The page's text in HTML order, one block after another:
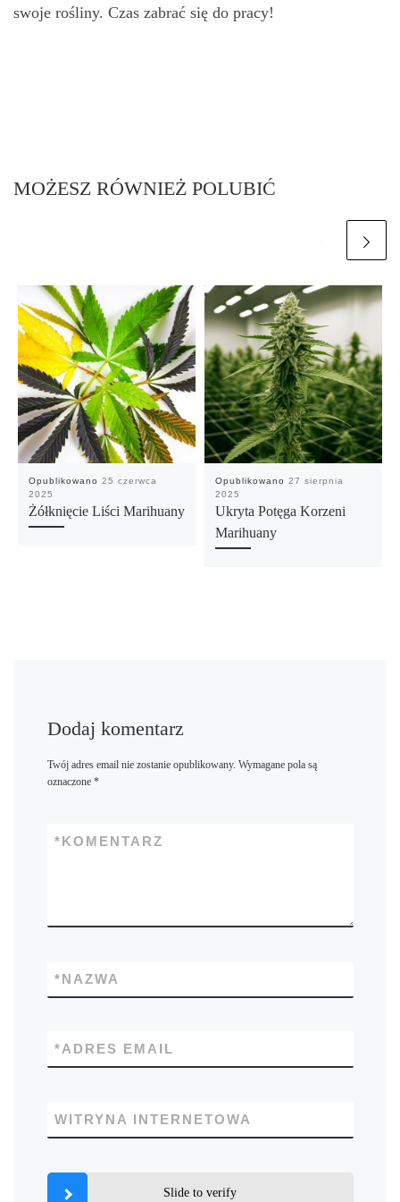
swoje rośliny. Czas zabrać się do pracy!
MOŻESZ RÓWNIEŻ POLUBIĆ
Opublikowano 25 czerwca
2025
Żółknięcie Liści Marihuany
Opublikowano 27 sierpnia
2025
Ukryta Potęga Korzeni
Marihuany
Dodaj komentarz
Twój adres email nie zostanie opublikowany. Wymagane pola są
oznaczone *
KOMENTARZ
*
NAZWA
*
ADRES EMAIL
*
WITRYNA INTERNETOWA
Slide to verify